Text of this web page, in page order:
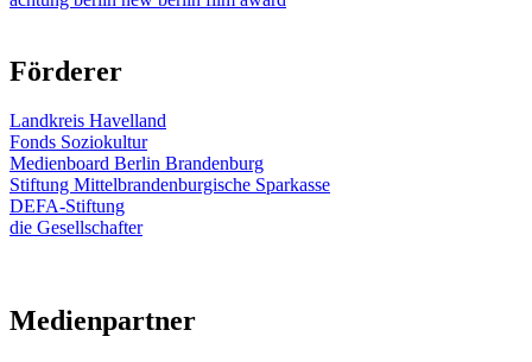
Förderer
Landkreis Havelland
Fonds Soziokultur
Medienboard Berlin Brandenburg
Stiftung Mittelbrandenburgische Sparkasse
DEFA-Stiftung
die Gesellschafter
Medienpartner